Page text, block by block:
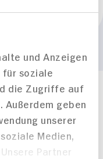
und Anzeigen
für soziale
die Zugriffe auf
Außerdem geben
unserer
Medien,
Partner